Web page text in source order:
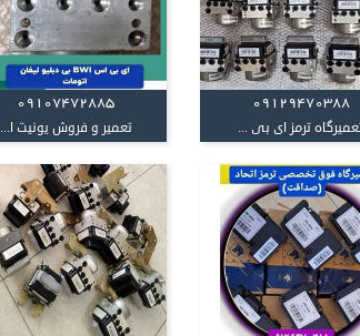
09129470388
ترمز ای بی ...
09107472885
تعمیر و فروش یونیت ا...